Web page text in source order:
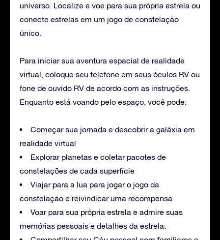
universo. Localize e voe para sua própria estrela ou
conecte estrelas em um jogo de constelação
único.
Para iniciar sua aventura espacial de realidade
virtual, coloque seu telefone em seus óculos RV ou
fone de ouvido RV de acordo com as instruções.
Enquanto está voando pelo espaço, você pode:
Começar sua jornada e descobrir a galáxia em
realidade virtual
Explorar planetas e coletar pacotes de
constelações de cada superfície
Viajar para a lua para jogar o jogo da
constelação e reivindicar uma recompensa
Voar para sua própria estrela e admire suas
memórias pessoais e detalhes da estrela.